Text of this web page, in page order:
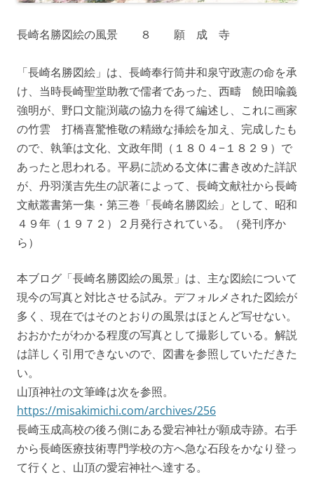
長崎名勝図絵の風景 ８ 願 成 寺
「長崎名勝図絵」は、長崎奉行筒井和泉守政憲の命を承
け、当時長崎聖堂助教で儒者であった、西疇 饒田喩義
強明が、野口文龍渕蔵の協力を得て編述し、これに画家
の竹雲 打橋喜驚惟敬の精緻な挿絵を加え、完成したも
ので、執筆は文化、文政年間（１８０４−１８２９）で
あったと思われる。平易に読める文体に書き改めた詳訳
が、丹羽漢吉先生の訳著によって、長崎文献社から長崎
文献叢書第一集・第三巻「長崎名勝図絵」として、昭和
４９年（１９７２）２月発行されている。（発刊序か
ら）
本ブログ「長崎名勝図絵の風景」は、主な図絵について
現今の写真と対比させる試み。デフォルメされた図絵が
多く、現在ではそのとおりの風景はほとんど写せない。
おおかたがわかる程度の写真として撮影している。解説
は詳しく引用できないので、図書を参照していただきた
い。
山頂神社の文筆峰は次を参照。
https://misakimichi.com/archives/256
長崎玉成高校の後ろ側にある愛宕神社が願成寺跡。右手
から長崎医療技術専門学校の方へ急な石段をかなり登っ
て行くと、山頂の愛宕神社へ達する。